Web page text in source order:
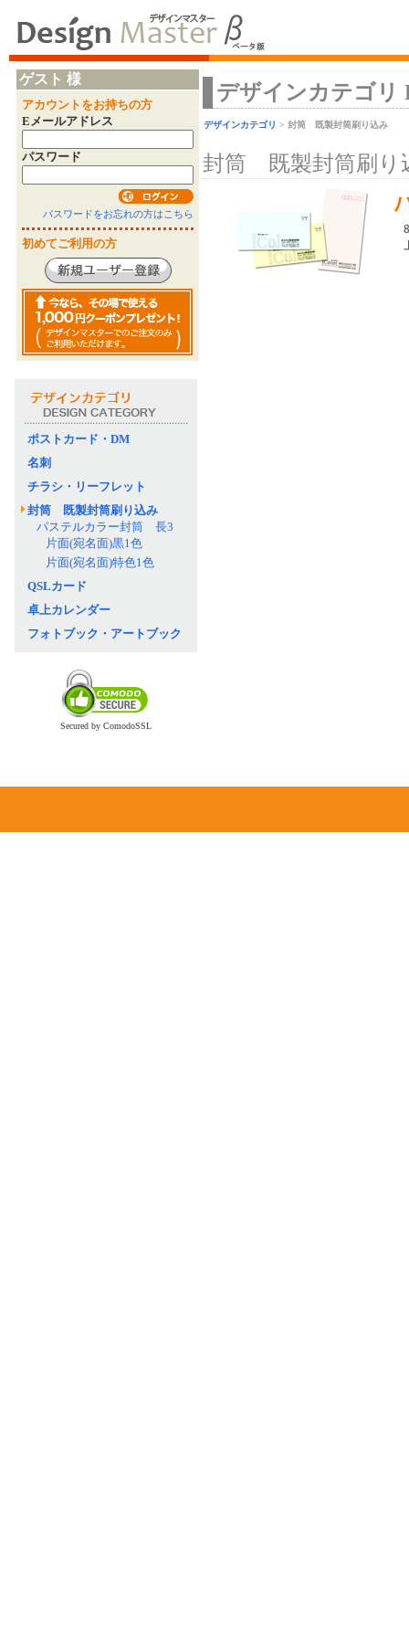
ゲスト 様
アカウントをお持ちの方
Eメールアドレス
パスワード
パスワードをお忘れの方はこちら
初めてご利用の方
ポストカード・DM
名刺
チラシ・リーフレット
封筒 既製封筒刷り込み
パステルカラー封筒 長3
片面(宛名面)黒1色
片面(宛名面)特色1色
QSLカード
卓上カレンダー
フォトブック・アートブック
Secured by ComodoSSL
デザインカテゴリ
デザインカテゴリ > 封筒 既製封筒刷り込み
封筒 既製封筒刷